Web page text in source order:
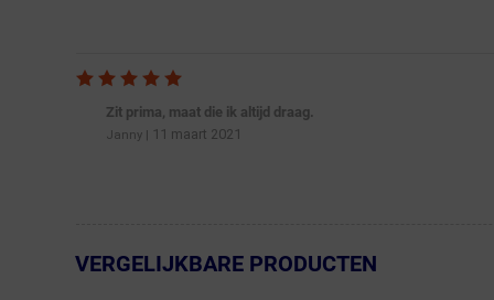
Zit prima, maat die ik altijd draag.
Janny| 11 maart 2021
← Terug naar productnavigatie
VERGELIJKBARE PRODUCTEN